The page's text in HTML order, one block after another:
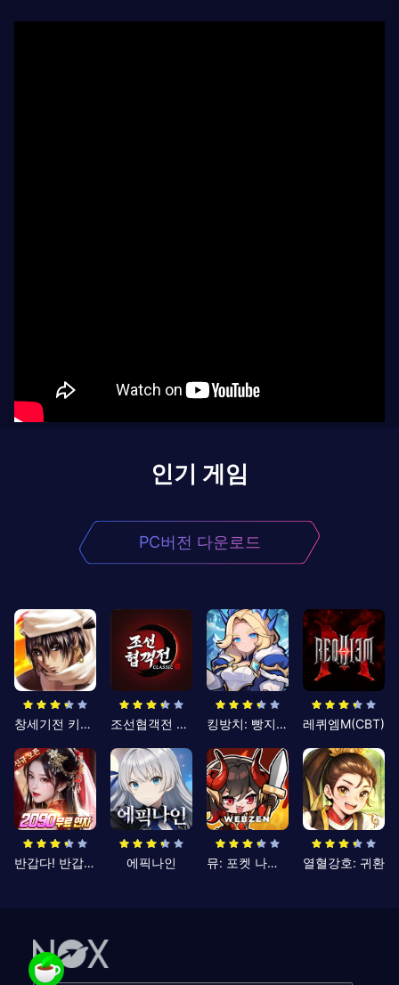
인기 게임
PC버전 다운로드
창세기전 키우기 조선협객전 클래식 킹방치: 빵지의 제왕 레퀴엠M(CBT)
반갑다! 반갑삼국지 에픽나인 뮤: 포켓 나이츠 열혈강호: 귀환